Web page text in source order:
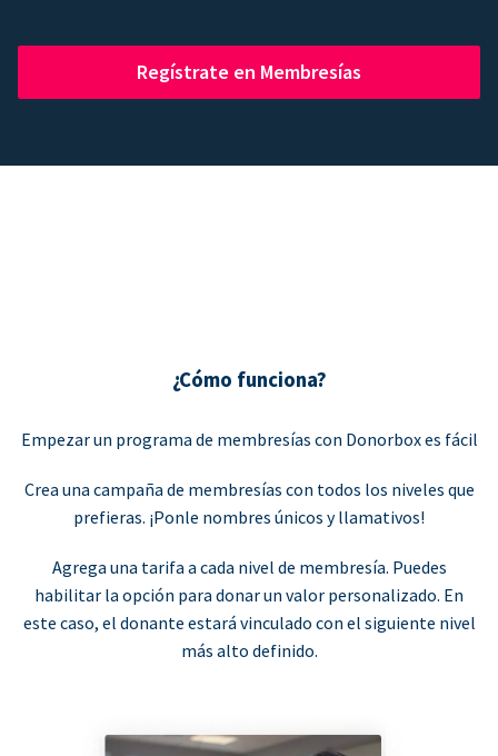
Regístrate en Membresías
¿Cómo funciona?
Empezar un programa de membresías con Donorbox es fácil
Crea una campaña de membresías con todos los niveles que
prefieras. ¡Ponle nombres únicos y llamativos!
Agrega una tarifa a cada nivel de membresía. Puedes
habilitar la opción para donar un valor personalizado. En
este caso, el donante estará vinculado con el siguiente nivel
más alto definido.